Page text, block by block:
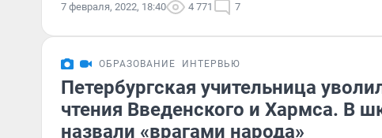
7 февраля, 2022, 18:40 4 771 7
ОБРАЗОВАНИЕ ИНТЕРВЬЮ
Петербургская учительница
чтения Введенского и Хармса. В
назвали «врагами народа»